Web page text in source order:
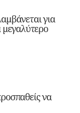
για
μεγαλύτερο
να